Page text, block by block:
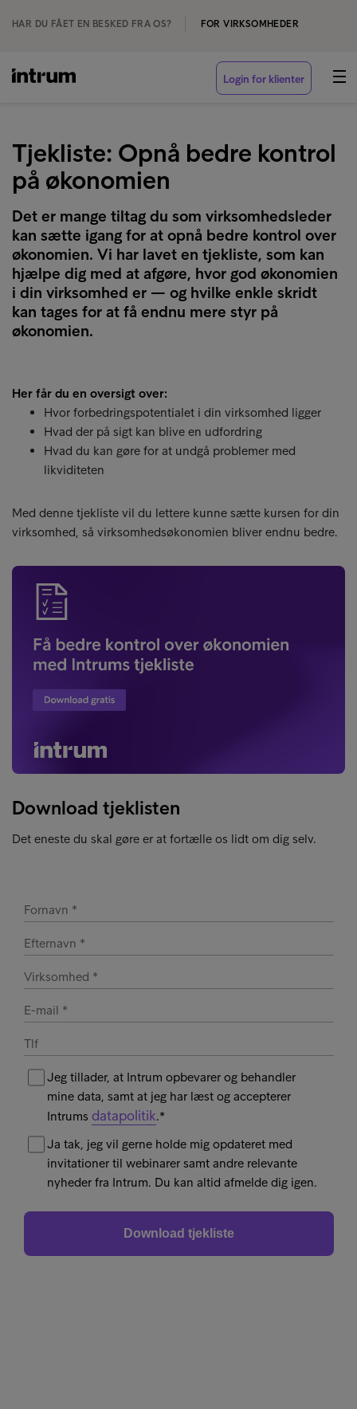
HAR DU FÅET EN BESKED FRA OS? FOR VIRKSOMHEDER
Login for klienter
Tjekliste: Opnå bedre kontrol
på økonomien
Det er mange tiltag du som virksomhedsleder
kan sætte igang for at opnå bedre kontrol over
økonomien. Vi har lavet en tjekliste, som kan
hjælpe dig med at afgøre, hvor god økonomien
i din virksomhed er — og hvilke enkle skridt
kan tages for at få endnu mere styr på
økonomien.
Her får du en oversigt over:
Hvor forbedringspotentialet i din virksomhed ligger
Hvad der på sigt kan blive en udfordring
Hvad du kan gøre for at undgå problemer med
likviditeten
Med denne tjekliste vil du lettere kunne sætte kursen for din
virksomhed, så virksomhedsøkonomien bliver endnu bedre.
Download tjeklisten
Det eneste du skal gøre er at fortælle os lidt om dig selv.